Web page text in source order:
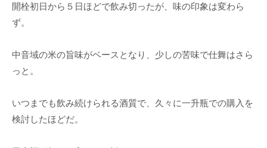
開栓初日から５日ほどで飲み切ったが、味の印象は変わら
ず。
中音域の米の旨味がベースとなり、少しの苦味で仕舞はさら
っと。
いつまでも飲み続けられる酒質で、久々に一升瓶での購入を
検討したほどだ。